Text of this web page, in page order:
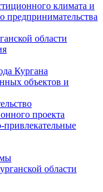
климата и
предпринимательства
области
Кургана
объектов и
проекта
области